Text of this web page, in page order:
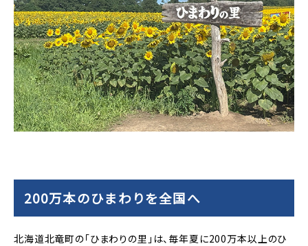
200万本のひまわりを全国へ
北海道北竜町の「ひまわりの里」は、毎年夏に200万本以上のひ